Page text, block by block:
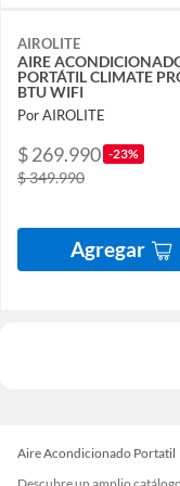
AIROLITE
AIRE
PORTÁTIL CLIMATE
BTU WIFI
Por AIROLITE
$ 269.990 -23%
$ 349.990
Agregar
Aire Acondicionado Portatil